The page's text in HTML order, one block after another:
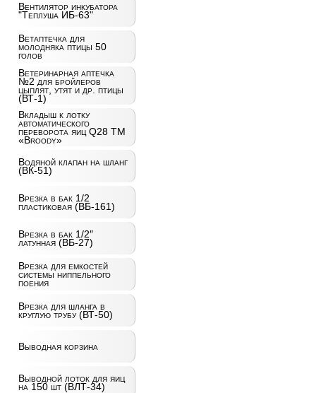
Вентилятор инкубатора
"Теплуша ИБ-63"
Ветаптечка для
молодняка птицы 50
голов
Ветеринарная аптечка
№2 для бройлеров
цыплят, утят и др. птицы
(ВТ-1)
Вкладыш к лотку
автоматического
переворота яиц Q28 ТМ
«Broody»
Водяной клапан на шланг
(ВК-51)
Врезка в бак 1/2
пластиковая (ВБ-161)
Врезка в бак 1/2″
латунная (ВБ-27)
Врезка для емкостей
системы ниппельного
поения
Врезка для шланга в
круглую трубу (ВТ-50)
Выводная корзина
Выводной лоток для яиц
на 150 шт (ВЛТ-34)